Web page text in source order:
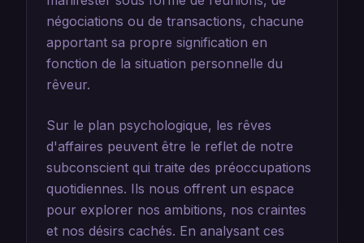
négociations ou de transactions, chacune
apportant sa propre signification en
fonction de la situation personnelle du
rêveur.
Sur le plan psychologique, les rêves
d'affaires peuvent être le reflet de notre
subconscient qui traite des préoccupations
quotidiennes. Ils nous offrent un espace
pour explorer nos ambitions, nos craintes
et nos désirs cachés. En analysant ces